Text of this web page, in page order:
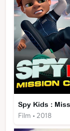
Film • 2018